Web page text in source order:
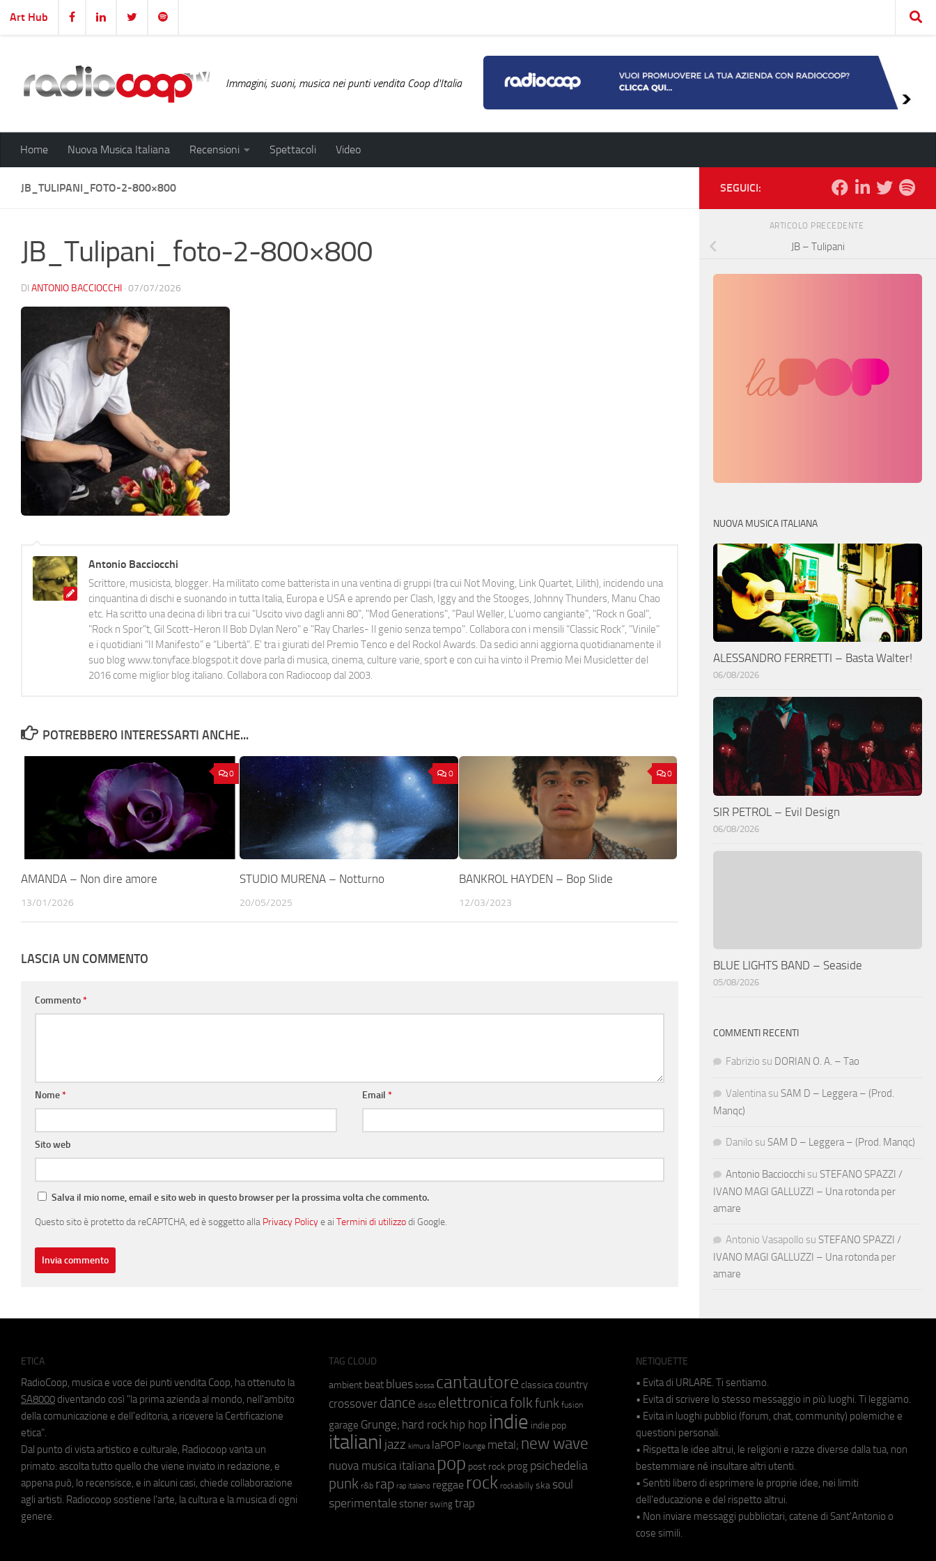
Salta al contenuto
Art Hub
Immagini, suoni, musica nei punti vendita Coop d'Italia
Home Nuova Musica Italiana Recensioni Spettacoli Video
JB_TULIPANI_FOTO-2-800×800
JB_Tulipani_foto-2-800×800
DI ANTONIO BACCIOCCHI · 07/07/2026
Antonio Bacciocchi
Scrittore, musicista, blogger. Ha militato come batterista in una ventina di gruppi (tra cui Not Moving, Link Quartet, Lilith), incidendo una
cinquantina di dischi e suonando in tutta Italia, Europa e USA e aprendo per Clash, Iggy and the Stooges, Johnny Thunders, Manu Chao
etc. Ha scritto una decina di libri tra cui "Uscito vivo dagli anni 80", "Mod Generations", "Paul Weller, L’uomo cangiante", "Rock n Goal",
"Rock n Spor"t, Gil Scott-Heron Il Bob Dylan Nero" e "Ray Charles- Il genio senza tempo". Collabora con i mensili “Classic Rock”, "Vinile"
e i quotidiani “Il Manifesto” e “Libertà”. E' tra i giurati del Premio Tenco e del Rockol Awards. Da sedici anni aggiorna quotidianamente il
suo blog www.tonyface.blogspot.it dove parla di musica, cinema, culture varie, sport e con cui ha vinto il Premio Mei Musicletter del
2016 come miglior blog italiano. Collabora con Radiocoop dal 2003.
POTREBBERO INTERESSARTI ANCHE...
0
AMANDA – Non dire amore
13/01/2026
0
STUDIO MURENA – Notturno
20/05/2025
0
BANKROL HAYDEN – Bop Slide
12/03/2023
LASCIA UN COMMENTO
Commento*
Nome* Email*
Sito web
Salva il mio nome, email e sito web in questo browser per la prossima volta che commento.
Questo sito è protetto da reCAPTCHA, ed è soggetto alla Privacy Policye ai Termini di utilizzodi Google.
SEGUICI:
ARTICOLO PRECEDENTE
JB – Tulipani
NUOVA MUSICA ITALIANA
ALESSANDRO FERRETTI – Basta Walter!
06/08/2026
SIR PETROL – Evil Design
06/08/2026
BLUE LIGHTS BAND – Seaside
05/08/2026
COMMENTI RECENTI
Fabrizio su DORIAN O. A. – Tao
Valentina su SAM D – Leggera – (Prod.
Manqc)
Danilo su SAM D – Leggera – (Prod. Manqc)
Antonio Bacciocchi su STEFANO SPAZZI /
IVANO MAGI GALLUZZI – Una rotonda per
amare
Antonio Vasapollo su STEFANO SPAZZI /
IVANO MAGI GALLUZZI – Una rotonda per
amare
ETICA
RadioCoop, musica e voce dei punti vendita Coop, ha ottenuto la
SA8000 diventando così "la prima azienda al mondo, nell'ambito
della comunicazione e dell'editoria, a ricevere la Certificazione
etica".
Dal punto di vista artistico e culturale, Radiocoop vanta un
primato: ascolta tutto quello che viene inviato in redazione, e
appena può, lo recensisce, e in alcuni casi, chiede collaborazione
agli artisti. Radiocoop sostiene l'arte, la cultura e la musica di ogni
genere.
TAG CLOUD
ambient beat blues bossa cantautore classica country
crossover dance disco elettronicafolkfunk fusion
garage Grunge; hard rock hip hop indie indie pop
italiani jazz kimura laPOP lounge metal; new wave
nuova musica italiana pop post rock prog psichedelia
punk r&b rap rap italiano reggae rock rockabilly ska soul
sperimentale stoner swing trap
NETIQUETTE
• Evita di URLARE. Ti sentiamo.
• Evita di scrivere lo stesso messaggio in più luoghi. Ti leggiamo.
• Evita in luoghi pubblici (forum, chat, community) polemiche e
questioni personali.
• Rispetta le idee altrui, le religioni e razze diverse dalla tua, non
bestemmiare né insultare altri utenti.
• Sentiti libero di esprimere le proprie idee, nei limiti
dell'educazione e del rispetto altrui.
• Non inviare messaggi pubblicitari, catene di Sant'Antonio o
cose simili.